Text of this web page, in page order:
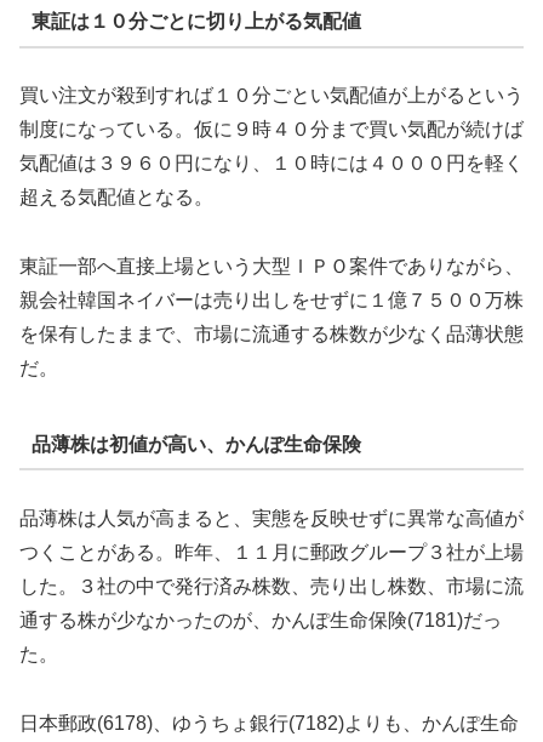
東証は１０分ごとに切り上がる気配値
買い注文が殺到すれば１０分ごとい気配値が上がるという
制度になっている。仮に９時４０分まで買い気配が続けば
気配値は３９６０円になり、１０時には４０００円を軽く
超える気配値となる。
東証一部へ直接上場という大型ＩＰＯ案件でありながら、
親会社韓国ネイバーは売り出しをせずに１億７５００万株
を保有したままで、市場に流通する株数が少なく品薄状態
だ。
品薄株は初値が高い、かんぽ生命保険
品薄株は人気が高まると、実態を反映せずに異常な高値が
つくことがある。昨年、１１月に郵政グループ３社が上場
した。３社の中で発行済み株数、売り出し株数、市場に流
通する株が少なかったのが、かんぽ生命保険(7181)だっ
た。
日本郵政(6178)、ゆうちょ銀行(7182)よりも、かんぽ生命